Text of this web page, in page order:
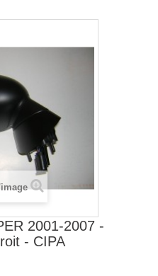
2001-2007 -
- CIPA